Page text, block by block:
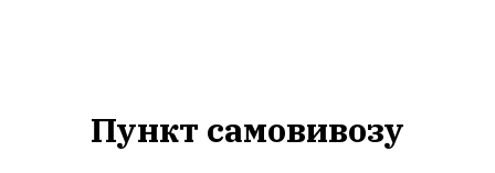
Пункт самовивозу